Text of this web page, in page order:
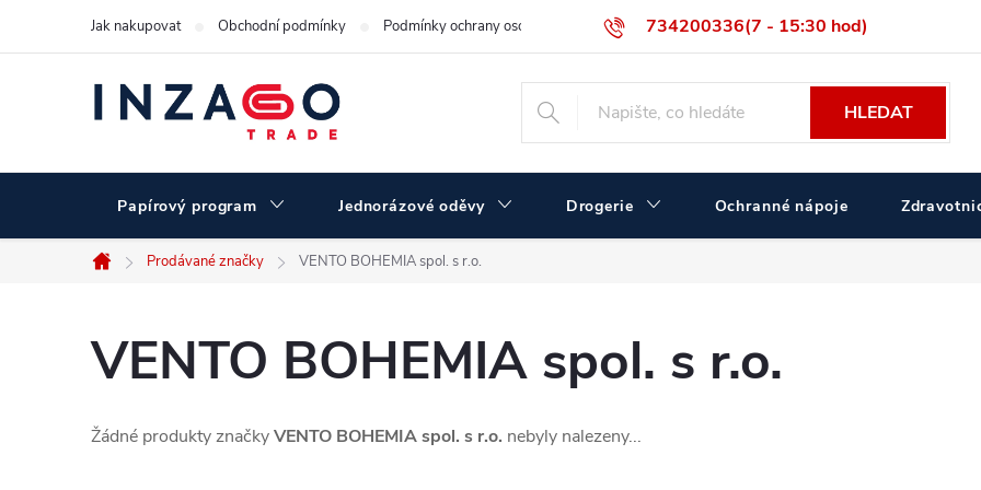
734200336(7 - 15:30 hod)
Jak nakupovat Obchodní podmínky Podmínky ochrany osobních údajů Velikostní tabulka ČERVA Velkoobchodní prodej
HLEDAT
Papírový program Jednorázové oděvy Drogerie Ochranné nápoje
Domů
Prodávané značky VENTO BOHEMIA spol. s r.o.
VENTO BOHEMIA spol. s r.o.
Žádné produkty značkyVENTO BOHEMIA spol. s r.o. nebyly nalezeny...